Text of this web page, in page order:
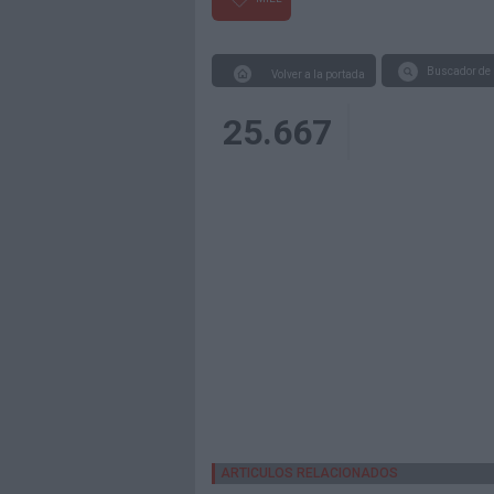
Volver a la portada Buscador de
25.667
ARTICULOS RELACIONADOS